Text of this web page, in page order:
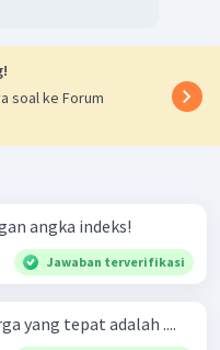
soal ke Forum
angka indeks!
Jawaban terverifikasi
yang tepat adalah ....